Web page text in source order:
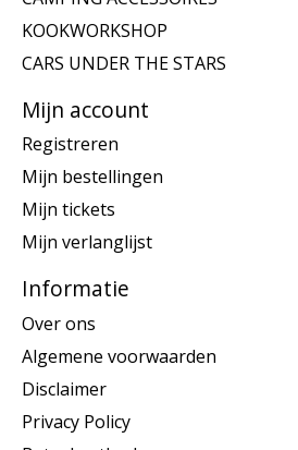
KOOKWORKSHOP
CARS UNDER THE STARS
Mijn account
Registreren
Mijn bestellingen
Mijn tickets
Mijn verlanglijst
Informatie
Over ons
Algemene voorwaarden
Disclaimer
Privacy Policy